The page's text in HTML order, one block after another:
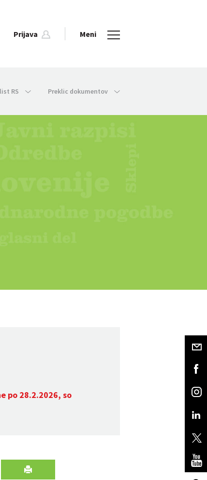
Prijava Meni
RS Preklic dokumentov
po 28.2.2026, so